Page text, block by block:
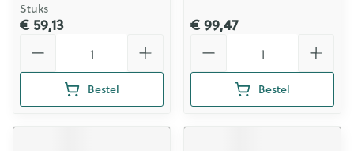
Stuks
€ 59,13
Bestel
€ 99,47
Bestel